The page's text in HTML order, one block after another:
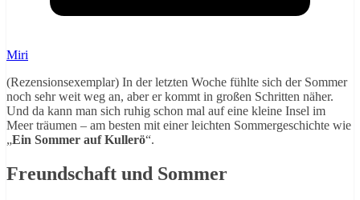
Miri
(Rezensionsexemplar) In der letzten Woche fühlte sich der Sommer
noch sehr weit weg an, aber er kommt in großen Schritten näher.
Und da kann man sich ruhig schon mal auf eine kleine Insel im
Meer träumen – am besten mit einer leichten Sommergeschichte wie
„Ein Sommer auf Kullerö“.
Freundschaft und Sommer